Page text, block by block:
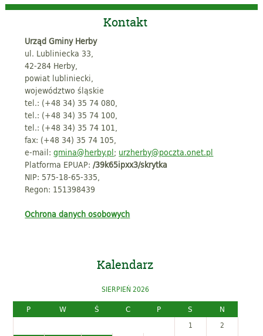
Kontakt
Urząd Gminy Herby
ul. Lubliniecka 33,
42-284 Herby,
powiat lubliniecki,
województwo śląskie
tel.: (+48 34) 35 74 080,
tel.: (+48 34) 35 74 100,
tel.: (+48 34) 35 74 101,
fax: (+48 34) 35 74 105,
e-mail:gmina@herby.pl; urzherby@poczta.onet.pl
Platforma EPUAP:/39k65ipxx3/skrytka
NIP: 575-18-65-335,
Regon: 151398439
Ochrona danych osobowych
Kalendarz
SIERPIEŃ 2026
P
W Ś C P S
N
1
2